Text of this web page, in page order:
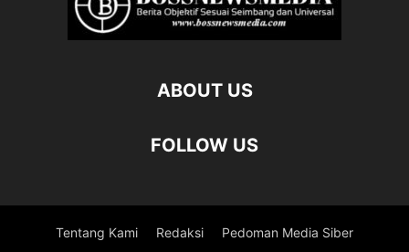
ABOUT US
FOLLOW US
Tentang Kami Redaksi Pedoman Media Siber